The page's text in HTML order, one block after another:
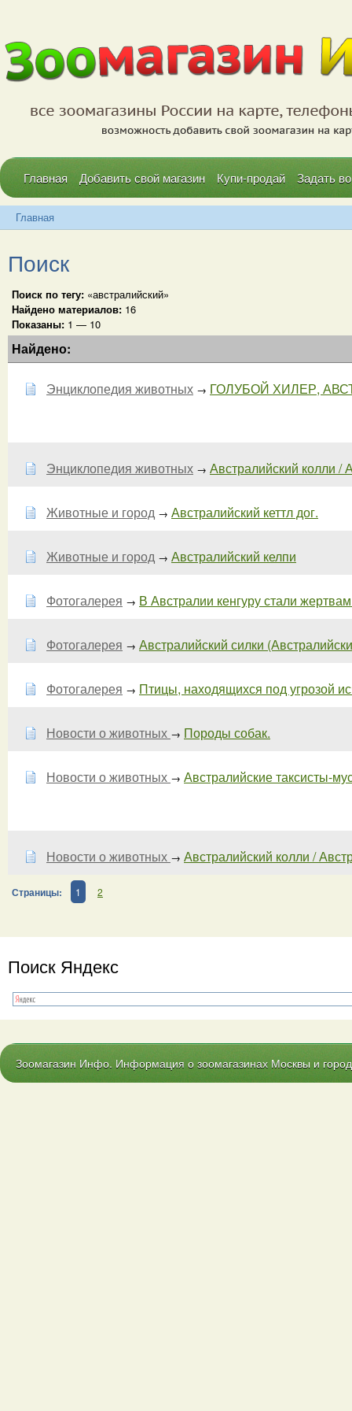
Главная Добавить свой магазин Купи-продай Задать
Главная
Поиск
Поиск по тегу: «австралийский»
Найдено материалов: 16
Показаны: 1 — 10
Найдено:
Энциклопедия животных → ГОЛУБОЙ ХИЛЕР,
Энциклопедия животных → Австралийский колли /
Животные и город → Австралийский кеттл дог.
Животные и город → Австралийский келпи
Фотогалерея → В Австралии кенгуру стали
Фотогалерея → Австралийский силки
Фотогалерея → Птицы, находящихся под угрозой
Новости о животных → Породы собак.
Новости о животных → Австралийские таксисты-
Новости о животных → Австралийский колли /
Страницы: 1 2
Поиск Яндекс
Зоомагазин Инфо. Информация о зоомагазинах Москвы и